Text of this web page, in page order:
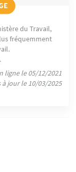
du Travail,
fréquemment
ligne le 05/12/2021
jour le 10/03/2025